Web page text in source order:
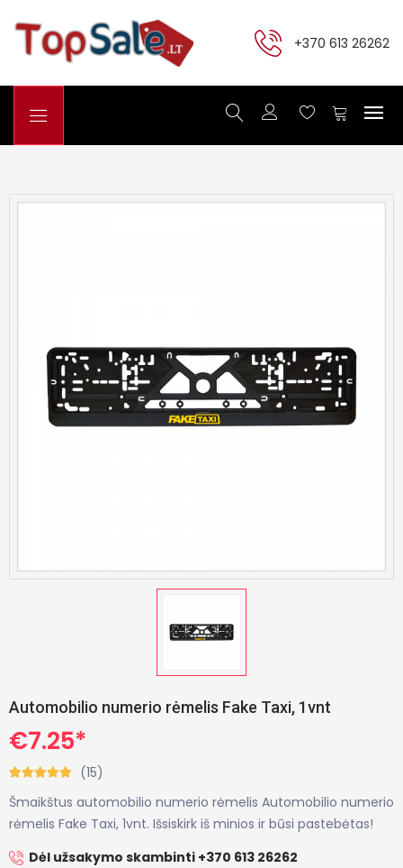
+370 613 26262
Automobilio numerio rėmelis Fake Taxi, 1vnt
€7.25*
(15)
Šmaikštus automobilio numerio rėmelis Automobilio numerio
rėmelis Fake Taxi, 1vnt. Išsiskirk iš minios ir būsi pastebėtas!
Dėl užsakymo skambinti +370 613 26262